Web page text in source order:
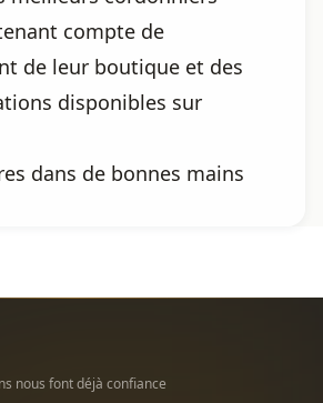
compte de
de leur boutique et des
disponibles sur
dans de bonnes mains
nous font déjà confiance